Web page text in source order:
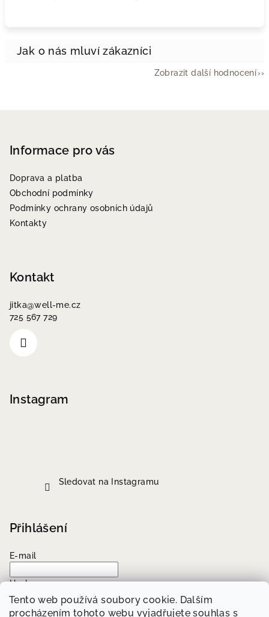
Tento web používá soubory cookie. Dalším
procházením tohoto webu vyjadřujete souhlas s
Zobrazit další hodnocení
Informace pro vás
Doprava a platba
Obchodní podmínky
Podmínky ochrany osobních údajů
Kontakty
Kontakt
jitka@well-me.cz
725 567 729
Instagram
Sledovat na Instagramu
Přihlášení
E-mail
Heslo